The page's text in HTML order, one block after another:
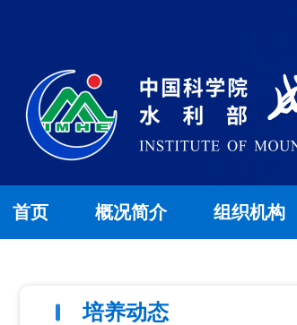
首页 概况简介 组织机构
培养动态